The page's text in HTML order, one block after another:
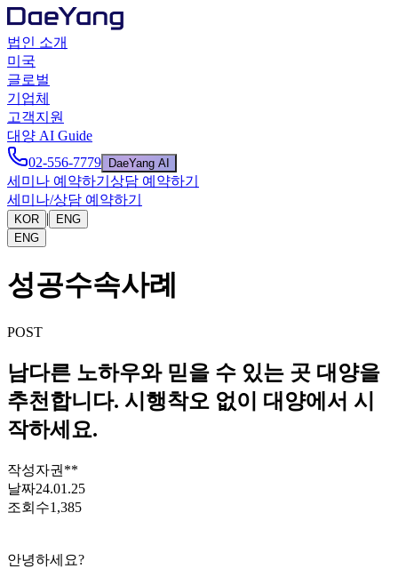
법인 소개
미국
글로벌
기업체
고객지원
대양 AI Guide
02-556-7779
DaeYang AI
세미나 예약하기 상담 예약하기
세미나/상담 예약하기
KOR |
ENG
ENG
성공수속사례
POST
남다른 노하우와 믿을 수 있는 곳 대양을
추천합니다. 시행착오 없이 대양에서 시
작하세요.
작성자권**
날짜24.01.25
조회수1,385
안녕하세요?